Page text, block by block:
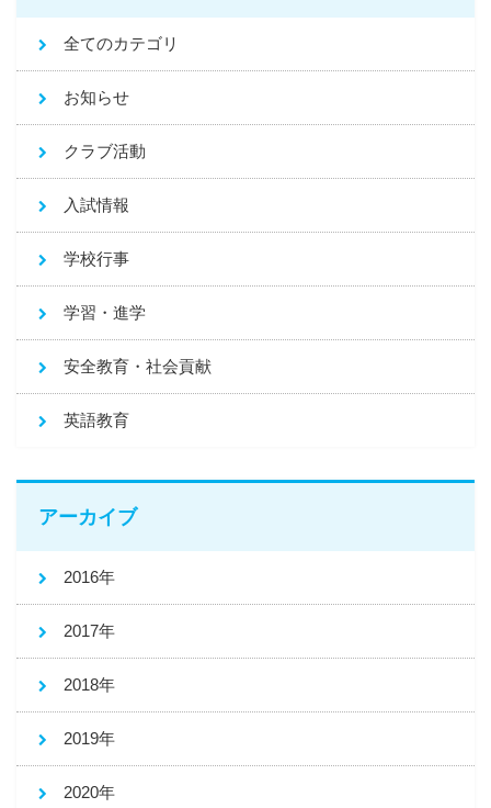
全てのカテゴリ
お知らせ
クラブ活動
入試情報
学校行事
学習・進学
安全教育・社会貢献
英語教育
アーカイブ
2016年
2017年
2018年
2019年
2020年